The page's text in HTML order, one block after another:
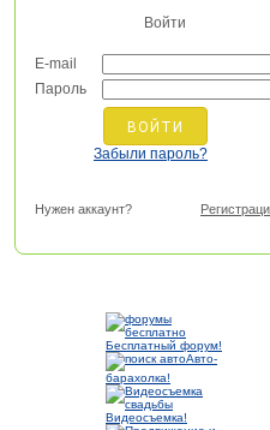
Войти
E-mail
Пароль
Забыли пароль?
Нужен аккаунт?
Бесплатный форум!
Авто-
барахолка!
Видеосъемка!